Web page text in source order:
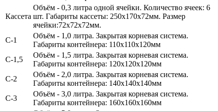
Кассета
Объём - 0,3 литра одной ячейки. Количество ячеек: 6
шт. Габариты кассеты: 250х170х72мм. Размер
ячейки:72х72х72мм.
С-1
Объём - 1,0 литра. Закрытая корневая система.
Габариты контейнера: 110х110х120мм
С-1,5
Объём - 1,5 литра. Закрытая корневая система.
Габариты контейнера: 120х120х120мм
С-2
Объём - 2,0 литра. Закрытая корневая система.
Габариты контейнера: 140х140х140мм
С-3
Объём - 3,0 литра. Закрытая корневая система.
Габариты контейнера: 160х160х160мм